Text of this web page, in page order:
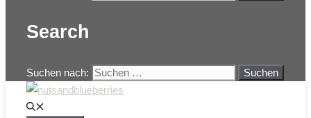
Search
Suchen nach: